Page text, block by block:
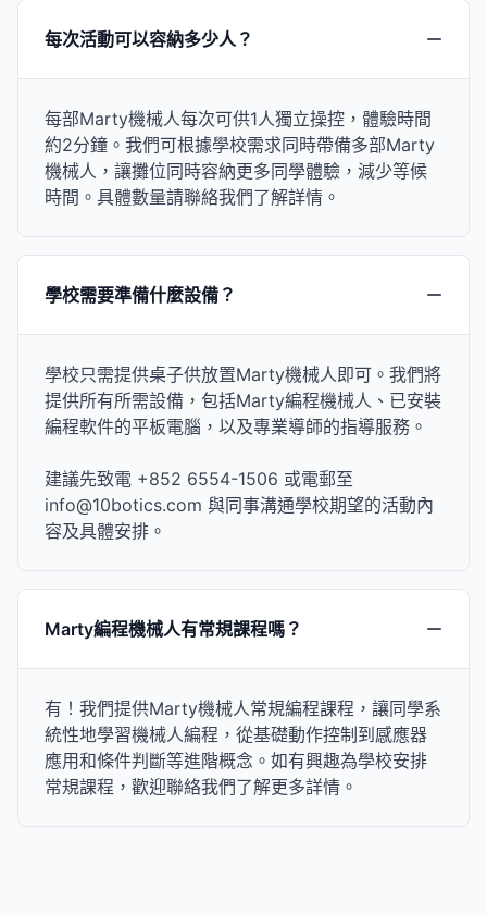
每次活動可以容納多少人？
每部Marty機械人每次可供1人獨立操控，體驗時間
約2分鐘。我們可根據學校需求同時帶備多部Marty
機械人，讓攤位同時容納更多同學體驗，減少等候
時間。具體數量請聯絡我們了解詳情。
學校需要準備什麼設備？
學校只需提供桌子供放置Marty機械人即可。我們將
提供所有所需設備，包括Marty編程機械人、已安裝
編程軟件的平板電腦，以及專業導師的指導服務。
建議先致電 +852 6554-1506 或電郵至
info@10botics.com 與同事溝通學校期望的活動內
容及具體安排。
Marty編程機械人有常規課程嗎？
有！我們提供Marty機械人常規編程課程，讓同學系
統性地學習機械人編程，從基礎動作控制到感應器
應用和條件判斷等進階概念。如有興趣為學校安排
常規課程，歡迎聯絡我們了解更多詳情。